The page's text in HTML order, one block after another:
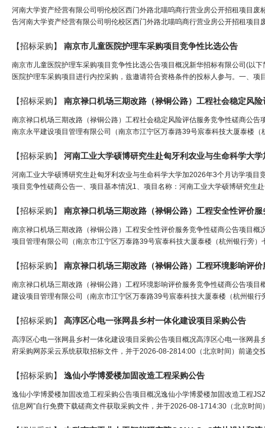
河南大学资产经营有限公司明伦校区西门外路北喵呜商行营业房公开招租项目
告河南大学资产经营有限公司明伦校区西门外路北喵呜商行营业房公开招租项目
【招标采购】 南京市儿童医院护理车采购项目竞争性比选公告
南京市儿童医院护理车采购项目竞争性比选公告项目概况新华招标有限公司(以
医院护理车采购项目进行内控采购，兹邀请符合资格条件的投标人参与。一、
【招标采购】 南京禄口机场三期改路（禄铜公路）工程社会稳定风
南京禄口机场三期改路（禄铜公路）工程社会稳定风险评估服务竞争性磋商公
南京永平建设项目管理有限公司（南京市江宁区万泰路39号宸泰科技大厦泰楼
【招标采购】 河南工业大学硕博研究生赴匈牙利农业与生命科学大
河南工业大学硕博研究生赴匈牙利农业与生命科学大学加2026年3个月访学项
项目竞争性磋商公告一、项目基本情况1、项目名称：河南工业大学硕博研究生
【招标采购】 南京禄口机场三期改路（禄铜公路）工程安全性评价
南京禄口机场三期改路（禄铜公路）工程安全性评价服务竞争性磋商公告项目
项目管理有限公司（南京市江宁区万泰路39号宸泰科技大厦泰楼（杭州银行旁
【招标采购】 南京禄口机场三期改路（禄铜公路）工程环境影响评
南京禄口机场三期改路（禄铜公路）工程环境影响评价服务竞争性磋商公告项
建设项目管理有限公司（南京市江宁区万泰路39号宸泰科技大厦泰楼（杭州银
【招标采购】 高淳区心电一张网县乡村一体化建设项目采购公告
高淳区心电一张网县乡村一体化建设项目采购公告项目概况高淳区心电一张网
府采购网苏采云系统获取招标文件，并于2026-08-2814:00（北京时间）前递交
【招标采购】 逸仙小学博爱楼加固改造工程采购公告
逸仙小学博爱楼加固改造工程采购公告项目概况逸仙小学博爱楼加固改造工程
信息网”自行免费下载磋商文件获取采购文件，并于2026-08-1714:30（北京时